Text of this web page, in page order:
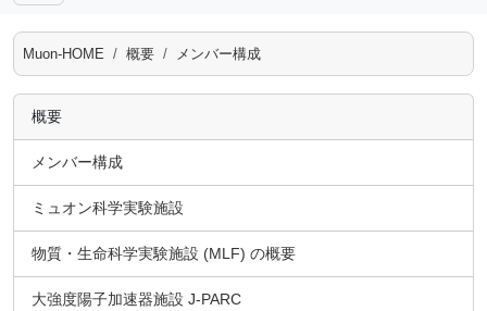
Muon-HOME 概要 メンバー構成
概要
メンバー構成
ミュオン科学実験施設
物質・生命科学実験施設 (MLF) の概要
大強度陽子加速器施設 J-PARC